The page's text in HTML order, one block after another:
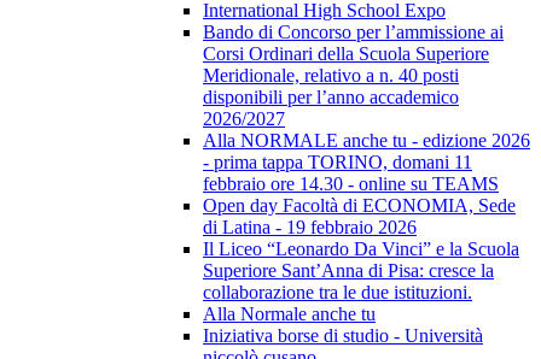
International High School Expo
Bando di Concorso per l’ammissione ai
Corsi Ordinari della Scuola Superiore
Meridionale, relativo a n. 40 posti
disponibili per l’anno accademico
2026/2027
Alla NORMALE anche tu - edizione 2026
- prima tappa TORINO, domani 11
febbraio ore 14.30 - online su TEAMS
Open day Facoltà di ECONOMIA, Sede
di Latina - 19 febbraio 2026
Il Liceo “Leonardo Da Vinci” e la Scuola
Superiore Sant’Anna di Pisa: cresce la
collaborazione tra le due istituzioni.
Alla Normale anche tu
Iniziativa borse di studio - Università